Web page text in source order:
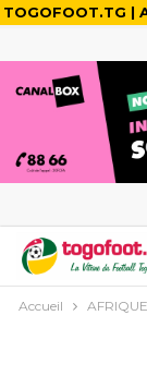
TOGOFOOT.TG |
Accueil